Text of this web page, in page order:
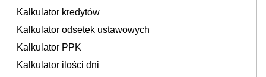
Kalkulator kredytów
Kalkulator odsetek ustawowych
Kalkulator PPK
Kalkulator ilości dni